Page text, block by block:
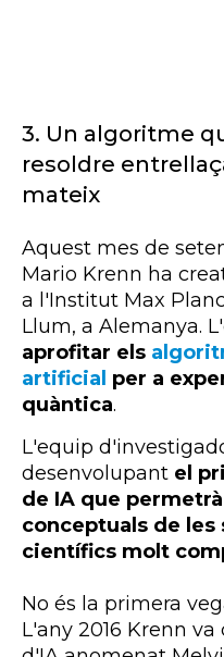
3. Un algoritme
resoldre
mateix
Aquest mes de
Mario Krenn ha
a l'Institut Max
Llum, a Alemanya.
aprofitar els
artificial per a
quàntica.
L'equip
desenvolupant el
de IA que
conceptuals de les
científics molt
No és la primera
L'any 2016 Krenn